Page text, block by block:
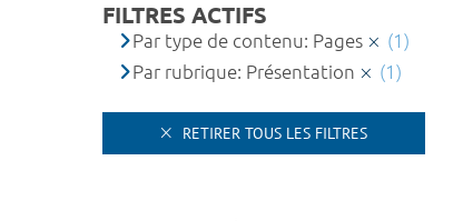
FILTRES ACTIFS
Par type de contenu: Pages
(1)
Par rubrique: Présentation
(1)
RETIRER TOUS LES FILTRES